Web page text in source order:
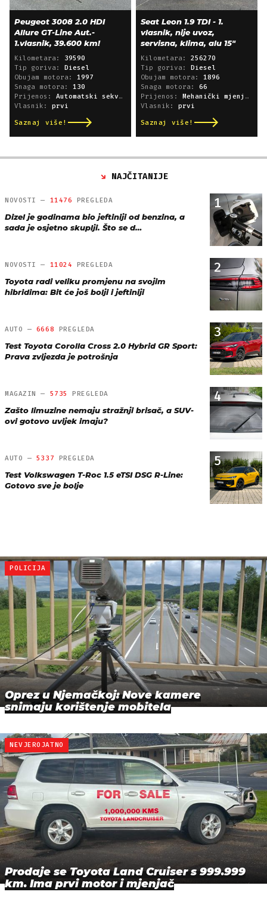
Peugeot 3008 2.0 HDI
Allure GT-Line Aut.-
1.vlasnik, 39.600 km!
Kilometara: 39590
Tip goriva: Diesel
Obujam motora: 1997
Snaga motora: 130
Prijenos: Automatski sekvencijski
Vlasnik: prvi
Saznaj više!
Seat Leon 1.9 TDI - 1.
vlasnik, nije uvoz,
servisna, klima, alu 15"
Kilometara: 256270
Tip goriva: Diesel
Obujam motora: 1896
Snaga motora: 66
Prijenos: Mehanički mjenjač
Vlasnik: prvi
Saznaj više!
NAJČITANIJE
1
NOVOSTI — 11476 PREGLEDA
Dizel je godinama bio jeftiniji od benzina, a
sada je osjetno skuplji. Što se d…
2
NOVOSTI — 11024 PREGLEDA
Toyota radi veliku promjenu na svojim
hibridima: Bit će još bolji i jeftiniji
3
AUTO — 6668 PREGLEDA
Test Toyota Corolla Cross 2.0 Hybrid GR Sport:
Prava zvijezda je potrošnja
4
MAGAZIN — 5735 PREGLEDA
Zašto limuzine nemaju stražnji brisač, a SUV-
ovi gotovo uvijek imaju?
5
AUTO — 5337 PREGLEDA
Test Volkswagen T-Roc 1.5 eTSI DSG R-Line:
Gotovo sve je bolje
POLICIJA
Oprez u Njemačkoj: Nove kamere
snimaju korištenje mobitela
NEVJEROJATNO
Prodaje se Toyota Land Cruiser s 999.999
km. Ima prvi motor i mjenjač